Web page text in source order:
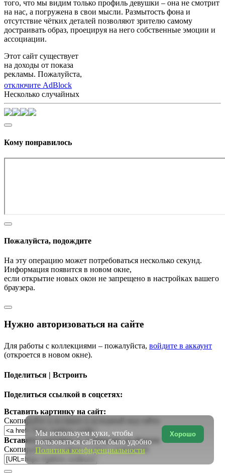
того, что мы видим только профиль девушки – она не смотрит
на нас, а погружена в свои мысли. Размытость фона и
отсутствие чётких деталей позволяют зрителю самому
достраивать образ, проецируя на него собственные эмоции и
ассоциации.
Этот сайт существует
на доходы от показа
рекламы. Пожалуйста,
отключите AdBlock
Несколько случайных
Кому понравилось
Пожалуйста, подождите
На эту операцию может потребоваться несколько секунд.
Информация появится в новом окне,
если открытие новых окон не запрещено в настройках вашего
браузера.
Нужно авторизоваться на сайте
Для работы с коллекциями – пожалуйста, войдите в аккаунт
(откроется в новом окне).
Поделиться | Встроить
Поделиться ссылкой в соцсетях:
Вставить картинку на сайт:
Скопируйте и вставьте в исходный код сайта
Вставить картинку в сообщение на форум:
Скопируйте и вставьте в текст сообщения
Хорошо
Мы используем куки, чтобы
пользоваться сайтом было удобно
Политика конфиденциальности